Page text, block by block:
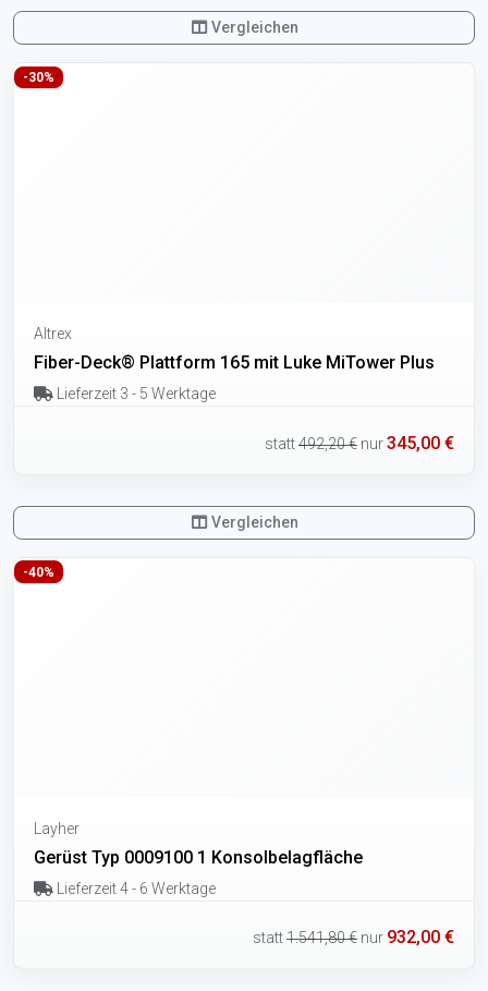
Vergleichen
-30%
Altrex
Fiber-Deck® Plattform 165 mit Luke MiTower Plus
Lieferzeit 3 - 5 Werktage
statt492,20 € nur345,00 €
Vergleichen
-40%
Layher
Gerüst Typ 0009100 1 Konsolbelagfläche
Lieferzeit 4 - 6 Werktage
statt1.541,80 € nur 932,00 €